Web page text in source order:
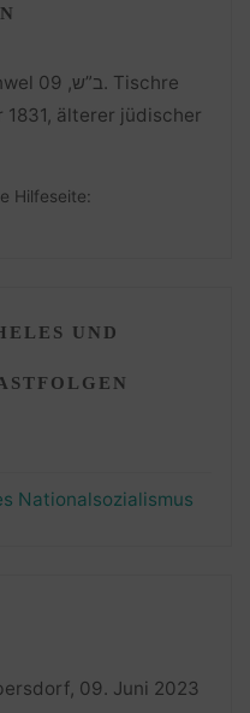
Hilfeseite:
UND
Nationalsozialismus